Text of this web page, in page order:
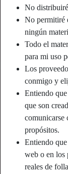
No
No permitiré
ningún
Todo el
para mi uso
Los
conmigo y
Entiendo
que son
comunicarse
propósitos.
Entiendo
web o en los
reales de
Apodo:
Edad:
País:
Provincia:
Género: